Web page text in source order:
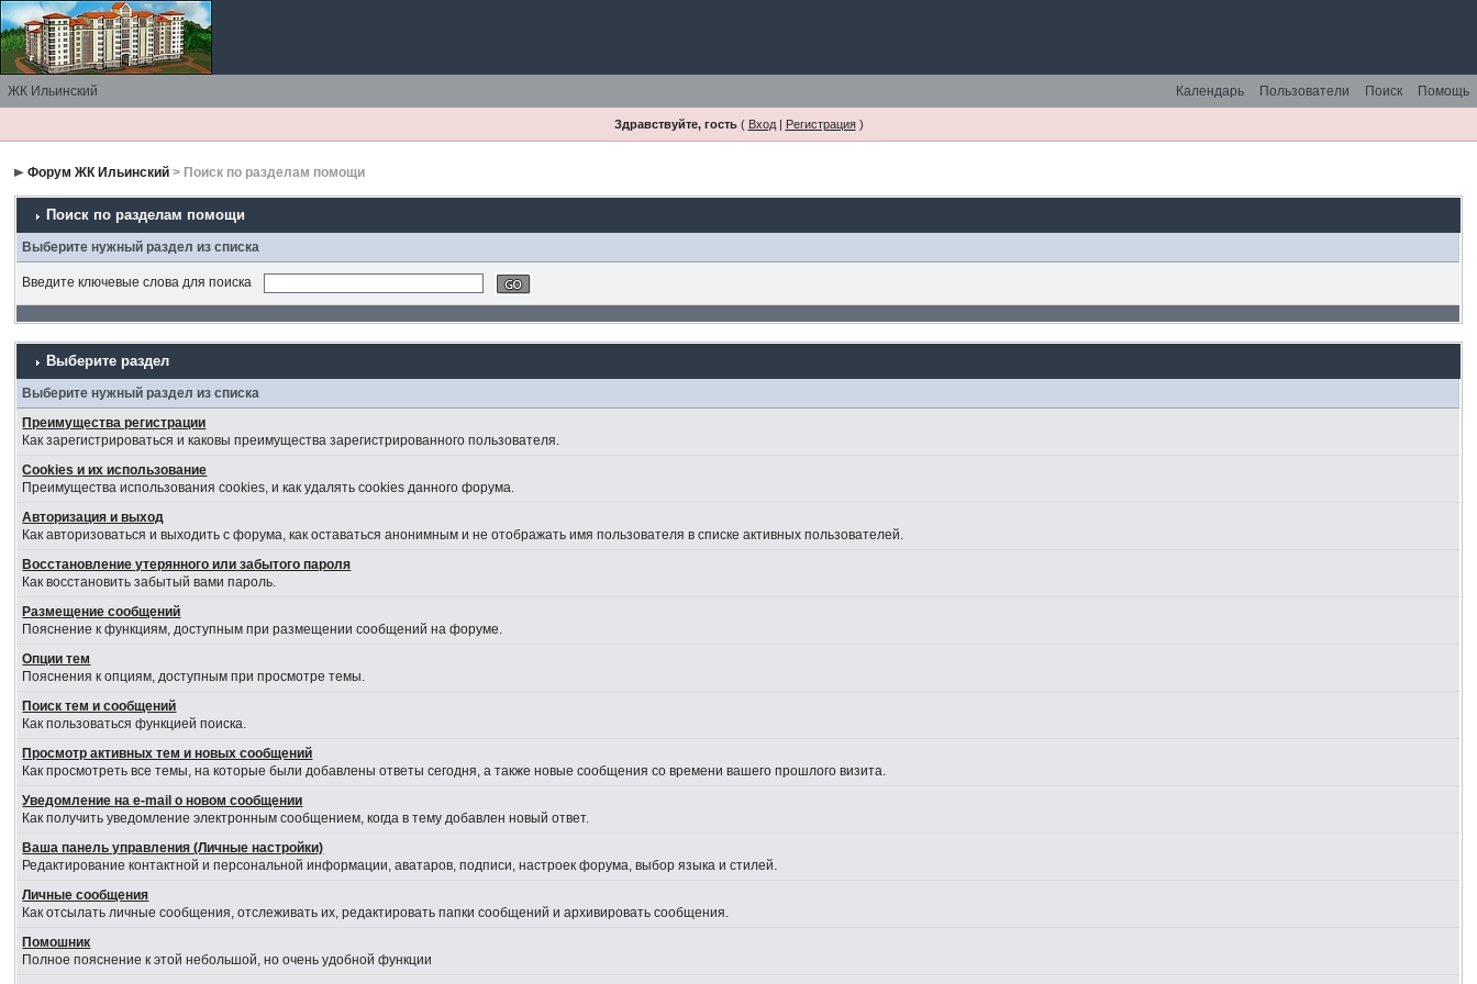
ЖК Ильинский Помощь
Поиск
Пользователи
Календарь
Здравствуйте, гость( Вход| Регистрация)
Форум ЖК Ильинский > Поиск по разделам помощи
Поиск по разделам помощи
Выберите нужный раздел из списка
Введите ключевые слова для поиска
Выберите раздел
Выберите нужный раздел из списка
Преимущества регистрации
Как зарегистрироваться и каковы преимущества зарегистрированного пользователя.
Cookies и их использование
Преимущества использования cookies, и как удалять cookies данного форума.
Авторизация и выход
Как авторизоваться и выходить с форума, как оставаться анонимным и не отображать имя пользователя в списке активных пользователей.
Восстановление утерянного или забытого пароля
Как восстановить забытый вами пароль.
Размещение сообщений
Пояснение к функциям, доступным при размещении сообщений на форуме.
Опции тем
Пояснения к опциям, доступным при просмотре темы.
Поиск тем и сообщений
Как пользоваться функцией поиска.
Просмотр активных тем и новых сообщений
Как просмотреть все темы, на которые были добавлены ответы сегодня, а также новые сообщения со времени вашего прошлого визита.
Уведомление на е-mail о новом сообщении
Как получить уведомление электронным сообщением, когда в тему добавлен новый ответ.
Ваша панель управления (Личные настройки)
Редактирование контактной и персональной информации, аватаров, подписи, настроек форума, выбор языка и стилей.
Личные сообщения
Как отсылать личные сообщения, отслеживать их, редактировать папки сообщений и архивировать сообщения.
Помошник
Полное пояснение к этой небольшой, но очень удобной функции